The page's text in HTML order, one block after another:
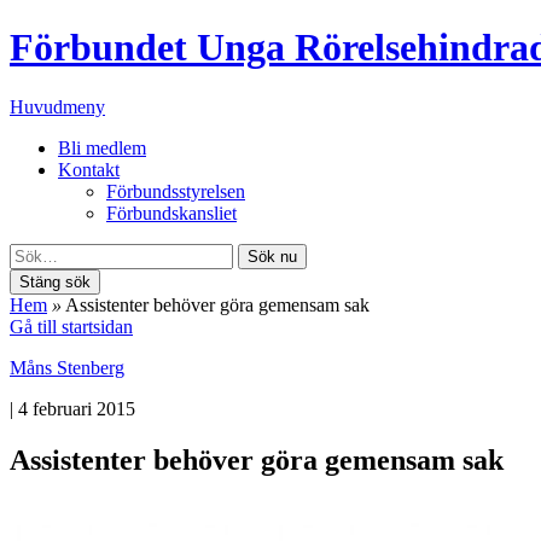
Förbundet Unga
Huvudmeny
Bli medlem
Kontakt
Förbundsstyrelsen
Förbundskansliet
Sök nu
Stäng sök
Hem » Assistenter behöver göra gemensam sak
Gå till startsidan
Måns Stenberg
| 4 februari 2015
Assistenter behöver göra gemensam sak